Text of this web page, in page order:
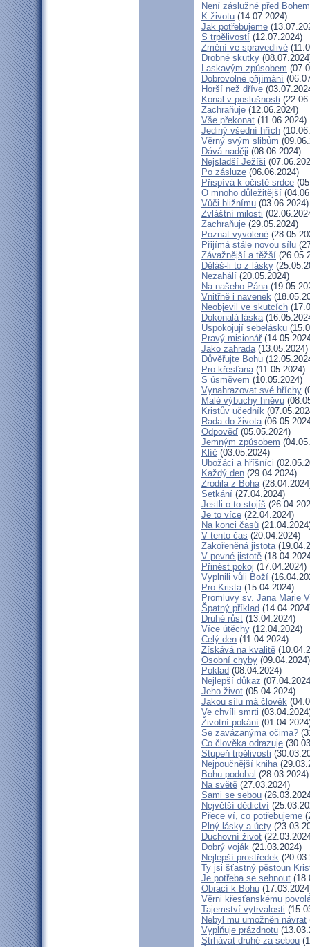
Není záslužné před Bohem
K životu (14.07.2024)
Jak potřebujeme
S trpělivostí (12.07.2024)
Změní ve spravedlivé
Drobné skutky
Laskavým způsobem
Dobrovolné přijímání
Horší než dříve
Konal v poslušnosti
Zachraňuje (12.06.2024)
Vše překonat (11.06.2024)
Jediný všední hřích
Věrný svým slibům
Dává naději (08.06.2024)
Nejsladší Ježíši
Po zásluze (06.06.2024)
Přispívá k očistě srdce
O mnoho důležitější
Vůči bližnímu (03.06.2024)
Zvláštní milosti
Zachraňuje (29.05.2024)
Poznat vyvolené
Přijímá stále novou sílu
Závažnější a těžší
Děláš-li to z lásky
Nezahálí (20.05.2024)
Na našeho Pána
Vnitřně i navenek
Neobjevil ve skutcích
Dokonalá láska
Uspokojují sebelásku
Pravý misionář
Jako zahrada(13.05.2024)
Důvěřujte Bohu
Pro křesťana(11.05.2024)
S úsměvem (10.05.2024)
Vynahrazovat své hříchy
Malé výbuchy hněvu
Kristův učedník
Rada do života
Odpověď (05.05.2024)
Jemným způsobem
Klíč (03.05.2024)
Ubožáci a hříšníci
Každý den (29.04.2024)
Zrodila z Boha
Setkání (27.04.2024)
Jestli o to stojíš
Je to více (22.04.2024)
Na konci časů
V tento čas (20.04.2024)
Zakořeněná jistota
V pevné jistotě
Přinést pokoj (17.04.2024)
Vyplnili vůli Boží
Pro Krista(15.04.2024)
Promluvy sv. Jana Marie
Špatný příklad
Druhé růst (13.04.2024)
Více útěchy (12.04.2024)
Celý den (11.04.2024)
Získává na kvalitě
Osobní chyby (09.04.2024)
Poklad (08.04.2024)
Nejlepší důkaz
Jeho život (05.04.2024)
Jakou sílu má člověk
Ve chvíli smrti
Životní pokání
Se zavázanýma očima?
Co člověka odrazuje
Stupeň trpělivosti
Nejpoučnější kniha
Bohu podobal (28.03.2024)
Na světě (27.03.2024)
Sami se sebou
Největší dědictví
Přece ví, co potřebujeme
Plný lásky a úcty
Duchovní život
Dobrý voják (21.03.2024)
Nejlepší prostředek
Ty jsi šťastný pěstoun
Je potřeba se sehnout
Obrací k Bohu
Věrni křesťanskému
Tajemství vytrvalosti
Nebyl mu umožněn návrat
Vyplňuje prázdnotu
Strhávat druhé za sebou